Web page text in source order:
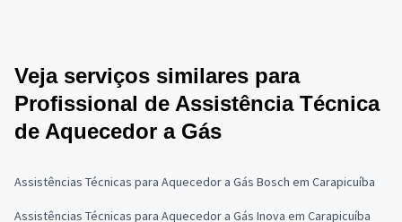
Veja serviços similares para
Profissional de Assistência Técnica
de Aquecedor a Gás
Assistências Técnicas para Aquecedor a Gás Bosch em Carapicuíba
Assistências Técnicas para Aquecedor a Gás Inova em Carapicuíba